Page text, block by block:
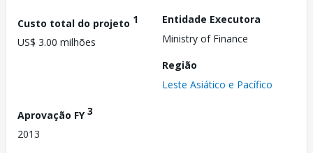
Custo total do projeto 1
US$ 3.00 milhões
Entidade Executora
Ministry of Finance
Região
Leste Asiático e Pacífico
Aprovação FY3
2013